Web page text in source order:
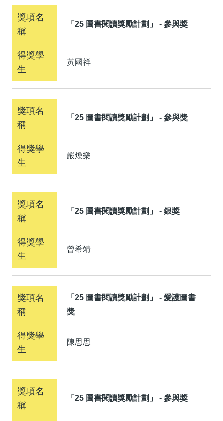
「25 圖書閱讀獎勵計劃」 - 參與獎
黃國祥
「25 圖書閱讀獎勵計劃」 - 參與獎
嚴煥樂
「25 圖書閱讀獎勵計劃」 - 銀獎
曾希靖
「25 圖書閱讀獎勵計劃」 - 愛護圖書
獎
陳思思
「25 圖書閱讀獎勵計劃」 - 參與獎